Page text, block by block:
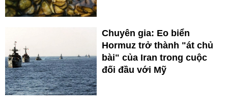
Chuyên gia: Eo biển
Hormuz trở thành "át chủ
bài" của Iran trong cuộc
đối đầu với Mỹ